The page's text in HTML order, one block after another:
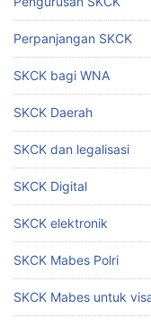
Perpanjangan SKCK
SKCK bagi WNA
SKCK Daerah
SKCK dan legalisasi
SKCK Digital
SKCK elektronik
SKCK Mabes Polri
SKCK Mabes untuk